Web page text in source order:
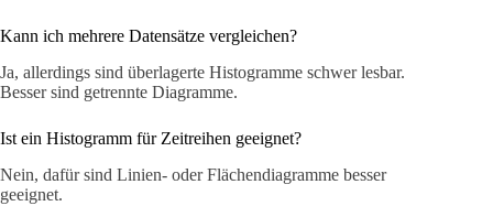
Kann ich mehrere Datensätze vergleichen?
Ja, allerdings sind überlagerte Histogramme schwer lesbar.
Besser sind getrennte Diagramme.
Ist ein Histogramm für Zeitreihen geeignet?
Nein, dafür sind Linien- oder Flächendiagramme besser
geeignet.